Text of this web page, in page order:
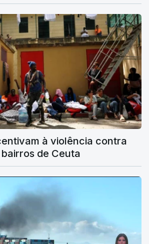
à violência contra
de Ceuta